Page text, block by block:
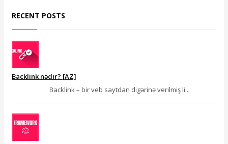
RECENT POSTS
Backlink nədir? [AZ]
Backlink – bir veb saytdan digərinə verilmiş li...